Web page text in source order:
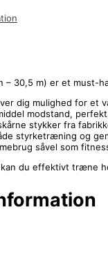
– 30,5 m) er et
dig mulighed for et
modstand,
stykker fra
styrketræning og
såvel som
kan du effektivt træne